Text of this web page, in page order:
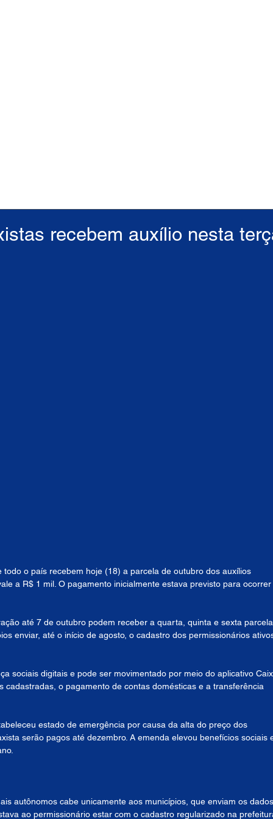
recebem auxílio nesta
o país recebem hoje (18) a parcela de outubro dos auxílios
a R$ 1 mil. O pagamento inicialmente estava previsto para ocorrer
até 7 de outubro podem receber a quarta, quinta e sexta
enviar, até o início de agosto, o cadastro dos permissionários
sociais digitais e pode ser movimentado por meio do aplicativo
cadastradas, o pagamento de contas domésticas e a transferência
estado de emergência por causa da alta do preço dos
serão pagos até dezembro. A emenda elevou benefícios sociais
autônomos cabe unicamente aos municípios, que enviam os
ao permissionário estar com o cadastro regularizado na